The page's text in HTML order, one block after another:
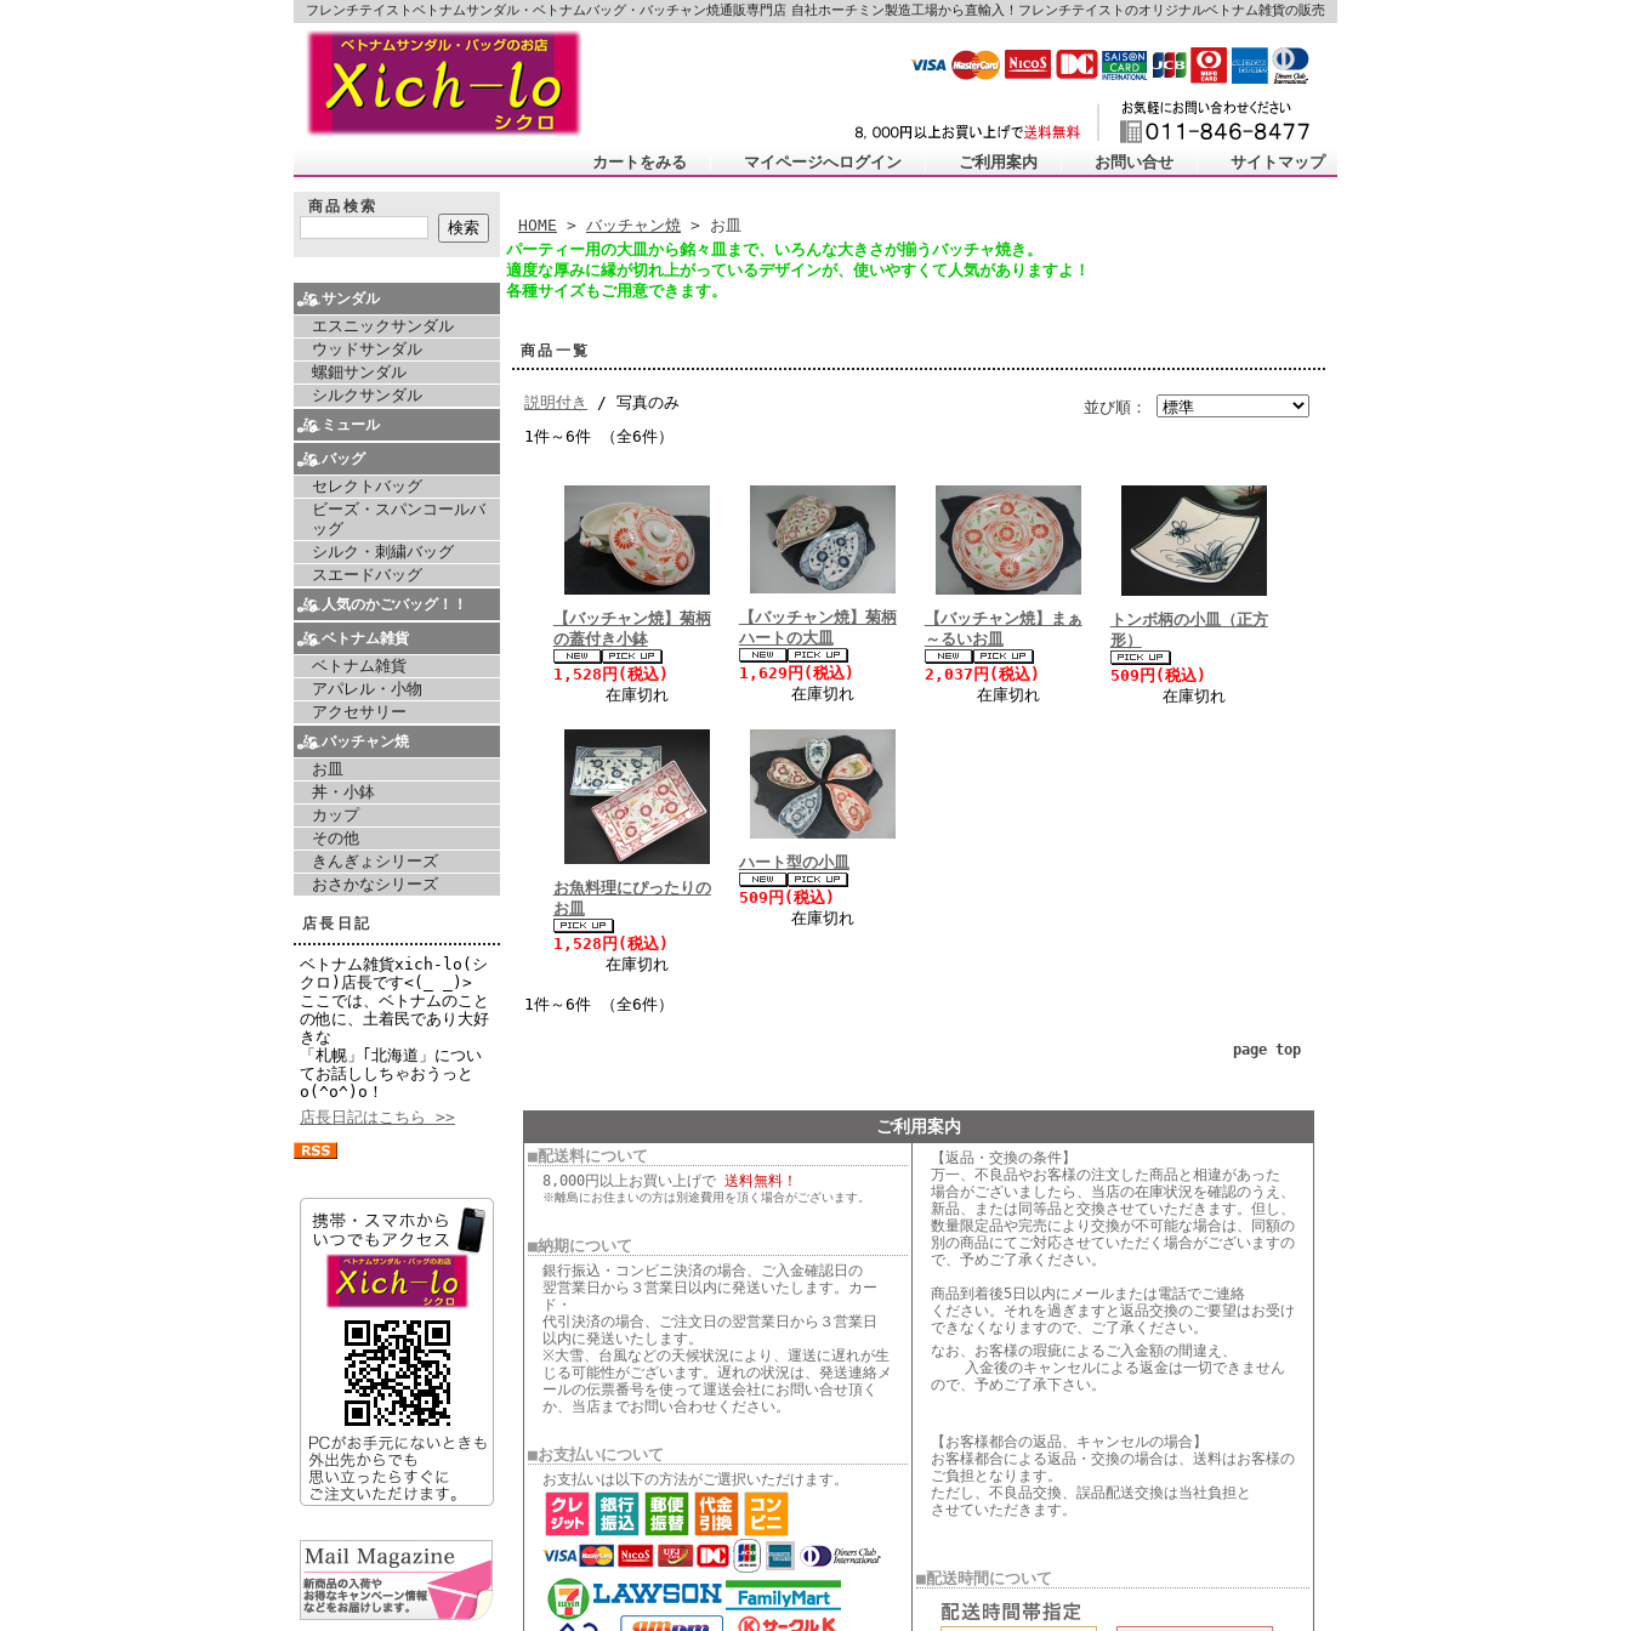
フレンチテイストベトナムサンダル・ベトナムバッグ・バッチャン焼通販専門店 自社ホーチミン製造工場から直輸入！フレンチテイストのオリジナルベトナム雑貨の販売
カートをみる マイページへログイン ご利用案内 お問い合せ サイトマップ
商品検索
サンダル
エスニックサンダル
ウッドサンダル
螺鈿サンダル
シルクサンダル
ミュール
バッグ
セレクトバッグ
ビーズ・スパンコールバ
ッグ
シルク・刺繍バッグ
スエードバッグ
人気のかごバッグ！！
ベトナム雑貨
ベトナム雑貨
アパレル・小物
アクセサリー
バッチャン焼
お皿
丼・小鉢
カップ
その他
きんぎょシリーズ
おさかなシリーズ
店長日記
ベトナム雑貨xich-lo(シ
クロ)店長です<(_ _)>
ここでは、ベトナムのこと
の他に、土着民であり大好
きな
「札幌」｢北海道」につい
てお話ししちゃおうっと
o(^o^)o！
店長日記はこちら >>
HOME > バッチャン焼 > お皿
パーティー用の大皿から銘々皿まで、いろんな大きさが揃うバッチャ焼き。
適度な厚みに縁が切れ上がっているデザインが、使いやすくて人気がありますよ！
各種サイズもご用意できます。
商品一覧
並び順：
説明付き
/ 写真のみ
1件～6件 （全6件）
【バッチャン焼】菊柄
の蓋付き小鉢
1,528円(税込)
在庫切れ
【バッチャン焼】菊柄
ハートの大皿
1,629円(税込)
在庫切れ
【バッチャン焼】まぁ
～るいお皿
2,037円(税込)
在庫切れ
トンボ柄の小皿（正方
形）
509円(税込)
在庫切れ
お魚料理にぴったりの
お皿
1,528円(税込)
在庫切れ
ハート型の小皿
509円(税込)
在庫切れ
1件～6件 （全6件）
page top
ご利用案内
■配送料について
8,000円以上お買い上げで 送料無料！
※離島にお住まいの方は別途費用を頂く場合がございます。
■納期について
銀行振込・コンビニ決済の場合、ご入金確認日の
翌営業日から３営業日以内に発送いたします。カー
ド・
代引決済の場合、ご注文日の翌営業日から３営業日
以内に発送いたします。
※大雪、台風などの天候状況により、運送に遅れが生
じる可能性がございます。遅れの状況は、発送連絡メ
ールの伝票番号を使って運送会社にお問い合せ頂く
か、当店までお問い合わせください。
■お支払いについて
お支払いは以下の方法がご選択いただけます。
【返品・交換の条件】
万一、不良品やお客様の注文した商品と相違があった
場合がございましたら、当店の在庫状況を確認のうえ、
新品、または同等品と交換させていただきます。但し、
数量限定品や完売により交換が不可能な場合は、同額の
別の商品にてご対応させていただく場合がございますの
で、予めご了承ください。
商品到着後5日以内にメールまたは電話でご連絡
ください。それを過ぎますと返品交換のご要望はお受け
できなくなりますので、ご了承ください。
なお、お客様の瑕疵によるご入金額の間違え、
入金後のキャンセルによる返金は一切できません
ので、予めご了承下さい。
【お客様都合の返品、キャンセルの場合】
お客様都合による返品・交換の場合は、送料はお客様の
ご負担となります。
ただし、不良品交換、誤品配送交換は当社負担と
させていただきます。
■配送時間について